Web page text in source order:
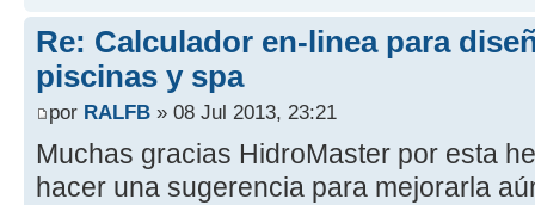
Re: Calculador en-linea para
piscinas y spa
por RALFB » 08 Jul 2013, 23:21
Muchas gracias HidroMaster por esta
hacer una sugerencia para mejorarla